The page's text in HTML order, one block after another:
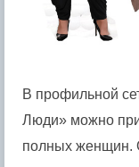
В профильной
Люди» можно
полных женщин.